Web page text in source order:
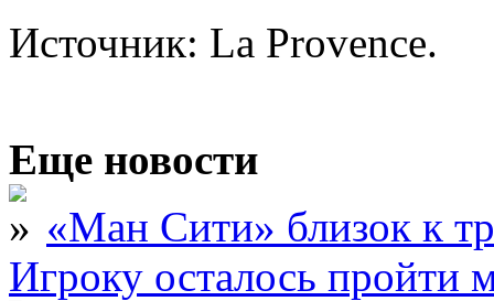
Источник: La Provence.
Еще новости
«Ман Сити» близок к
Игроку осталось